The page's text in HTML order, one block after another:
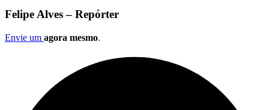
Felipe Alves – Repórter
Envie um agora mesmo.